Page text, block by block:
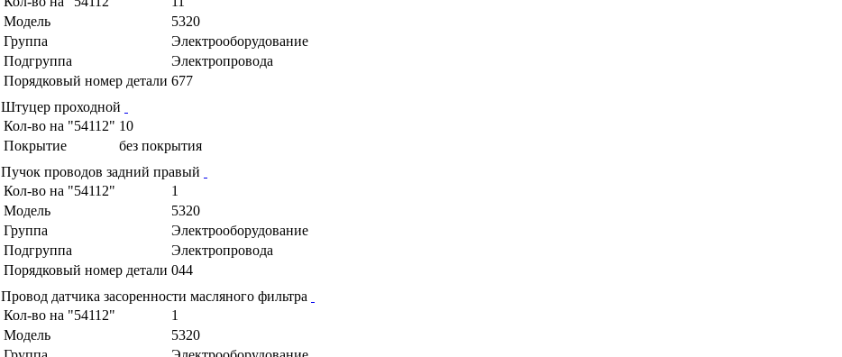
Модель
5320
Группа
Электрооборудование
Подгруппа
Электропровода
Порядковый номер детали 677
Штуцер проходной
Кол-во на "54112" 10
Покрытие
без покрытия
Пучок проводов задний правый
Кол-во на "54112"
1
Модель
5320
Группа
Электрооборудование
Подгруппа
Электропровода
Порядковый номер детали 044
Провод датчика засоренности масляного фильтра
Кол-во на "54112"
1
Модель
5320